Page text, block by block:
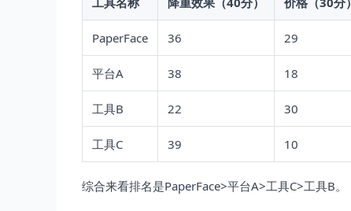
PaperFace 36 29
平台A 38 18
工具B 22 30
工具C 39 10
综合来看排名是PaperFace>平台A>工具C>工具B。